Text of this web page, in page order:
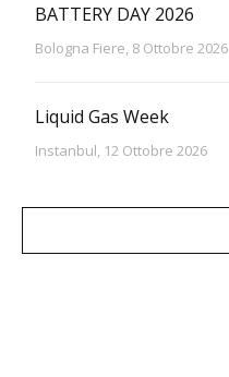
BATTERY DAY 2026
Bologna Fiere, 8 Ottobre 2026
Liquid Gas Week
Instanbul, 12 Ottobre 2026